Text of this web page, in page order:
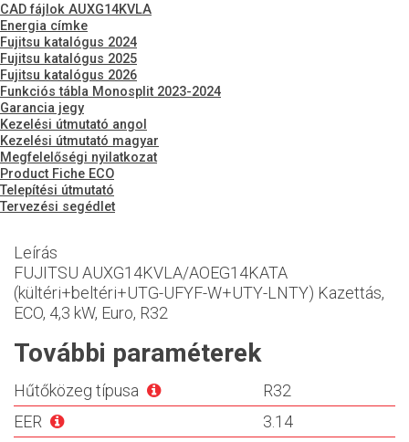
CAD fájlok AUXG14KVLA
Energia címke
Fujitsu katalógus 2024
Fujitsu katalógus 2025
Fujitsu katalógus 2026
Funkciós tábla Monosplit 2023-2024
Garancia jegy
Kezelési útmutató angol
Kezelési útmutató magyar
Megfelelőségi nyilatkozat
Product Fiche ECO
Telepítési útmutató
Tervezési segédlet
Leírás
FUJITSU AUXG14KVLA/AOEG14KATA
(kültéri+beltéri+UTG-UFYF-W+UTY-LNTY) Kazettás,
ECO, 4,3 kW, Euro, R32
További paraméterek
Hűtőközeg típusa
R32
EER
3.14